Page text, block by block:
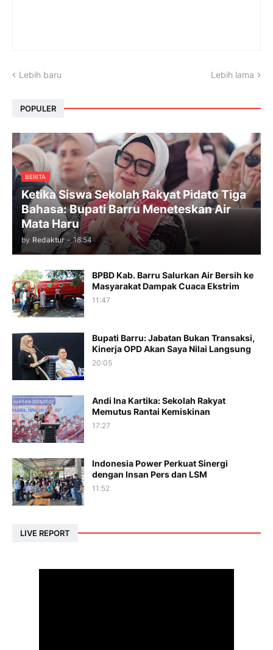
Lebih baru Lebih lama
POPULER
BERITA
Ketika Siswa Sekolah Rakyat Pidato Tiga
Bahasa: Bupati Barru Meneteskan Air
Mata Haru
by Redaktur - 18:54
BPBD Kab. Barru Salurkan Air Bersih ke
Masyarakat Dampak Cuaca Ekstrim
11:47
Bupati Barru: Jabatan Bukan Transaksi,
Kinerja OPD Akan Saya Nilai Langsung
20:05
Andi Ina Kartika: Sekolah Rakyat
Memutus Rantai Kemiskinan
17:27
Indonesia Power Perkuat Sinergi
dengan Insan Pers dan LSM
11:52
LIVE REPORT